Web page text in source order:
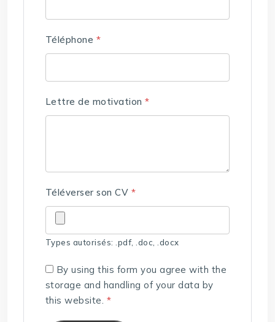
Téléphone *
Lettre de motivation*
Téléverser son CV *
Types autorisés: .pdf, .doc, .docx
By using this form you agree with the
storage and handling of your data by
this website. *